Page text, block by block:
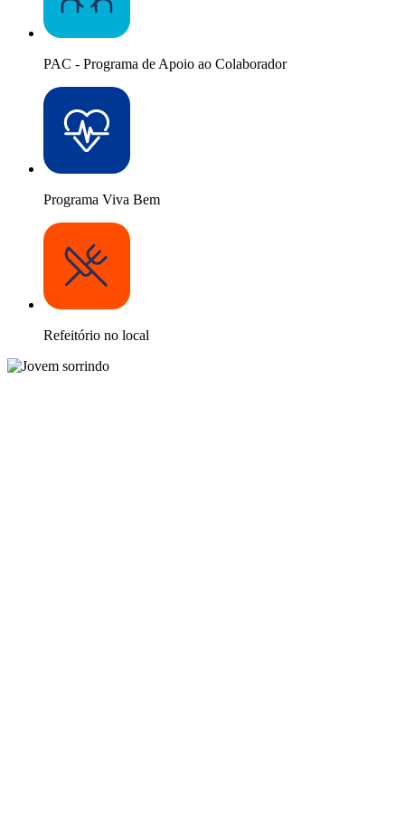
PAC - Programa de Apoio ao Colaborador
Programa Viva Bem
Refeitório no local